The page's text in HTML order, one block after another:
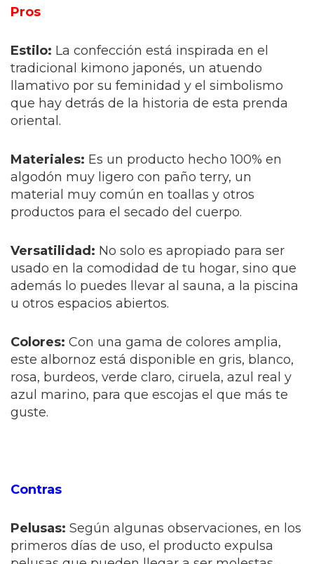
Pros
Estilo: La confección está inspirada en el
tradicional kimono japonés, un atuendo
llamativo por su feminidad y el simbolismo
que hay detrás de la historia de esta prenda
oriental.
Materiales: Es un producto hecho 100% en
algodón muy ligero con paño terry, un
material muy común en toallas y otros
productos para el secado del cuerpo.
Versatilidad: No solo es apropiado para ser
usado en la comodidad de tu hogar, sino que
además lo puedes llevar al sauna, a la piscina
u otros espacios abiertos.
Colores: Con una gama de colores amplia,
este albornoz está disponible en gris, blanco,
rosa, burdeos, verde claro, ciruela, azul real y
azul marino, para que escojas el que más te
guste.
Contras
Pelusas: Según algunas observaciones, en los
primeros días de uso, el producto expulsa